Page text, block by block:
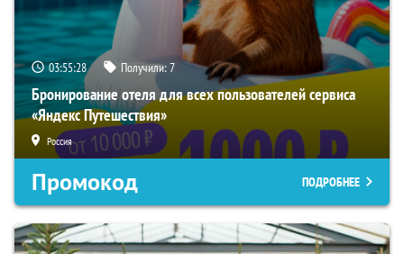
03:55:27 Получили:7
Бронирование отеля для всех пользователей сервиса
«Яндекс Путешествия»
Россия
Промокод ПОДРОБНЕЕ